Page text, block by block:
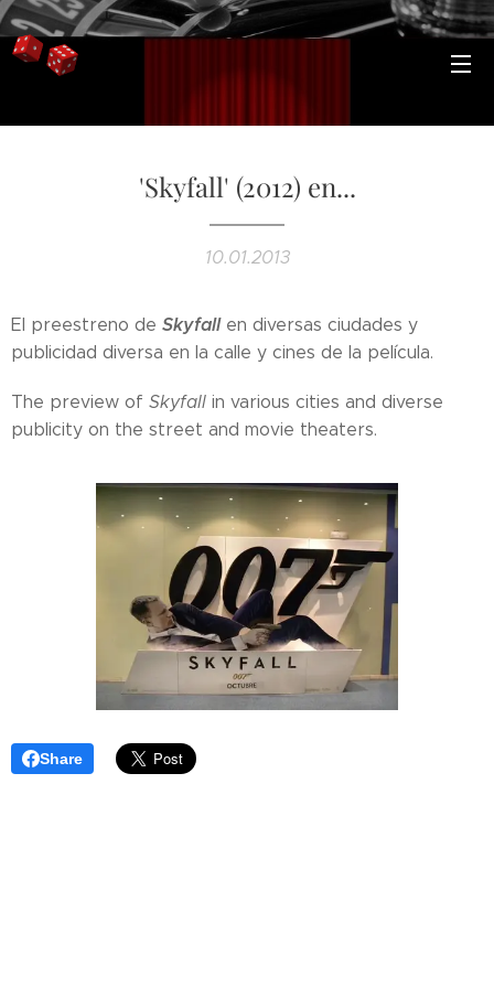
'Skyfall' (2012) en...
10.01.2013
El preestreno de Skyfallen diversas ciudades y
publicidad diversa en la calle y cines de la película.
The preview of Skyfall in various cities and diverse
publicity on the street and movie theaters.
Share